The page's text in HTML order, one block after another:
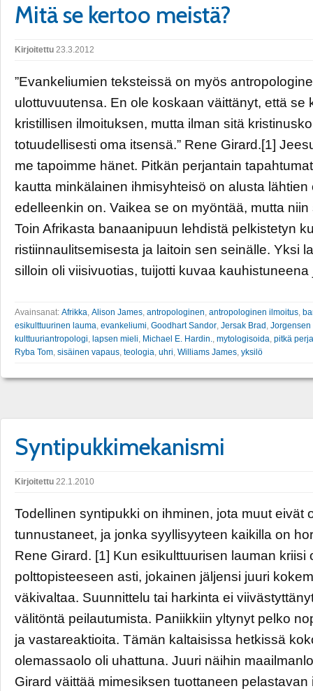
Mitä se kertoo meistä?
Kirjoitettu 23.3.2012
”Evankeliumien teksteissä on myös
ulottuvuutensa. En ole koskaan väittänyt, että se
kristillisen ilmoituksen, mutta ilman sitä
totuudellisesti oma itsensä.” Rene Girard.[1]
me tapoimme hänet. Pitkän perjantain
kautta minkälainen ihmisyhteisö on alusta lähtien
edelleenkin on. Vaikea se on myöntää, mutta niin
Toin Afrikasta banaanipuun lehdistä pelkistetyn
ristiinnaulitsemisesta ja laitoin sen seinälle. Yksi
silloin oli viisivuotias, tuijotti kuvaa
Avainsanat: Afrikka Alison James antropologinen antropologinen ilmoitus
esikulttuurinen lauma evankeliumi Goodhart Sandor Jersak Brad Jorgensen
kulttuuriantropologi lapsen mieli Michael E. Hardin. mytologisoida pitkä
Ryba Tom sisäinen vapaus teologia uhri Williams James yksilö
Syntipukkimekanismi
Kirjoitettu 22.1.2010
Todellinen syntipukki on ihminen, jota muut eivät
tunnustaneet, ja jonka syyllisyyteen kaikilla on
Rene Girard. [1] Kun esikulttuurisen lauman kriisi
polttopisteeseen asti, jokainen jäljensi juuri
väkivaltaa. Suunnittelu tai harkinta ei
välitöntä peilautumista. Paniikkiin yltynyt pelko
ja vastareaktioita. Tämän kaltaisissa hetkissä
olemassaolo oli uhattuna. Juuri näihin
Girard väittää mimesiksen tuottaneen pelastavan